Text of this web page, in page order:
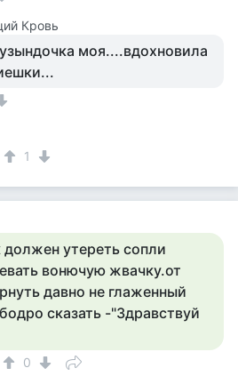
Кровь
моя....вдохновила
1
утереть сопли
вонючую жвачку.от
давно не глаженный
сказать -"Здравствуй
0